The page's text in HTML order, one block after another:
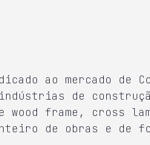
ao mercado de
de
frame, cross
de obras e de